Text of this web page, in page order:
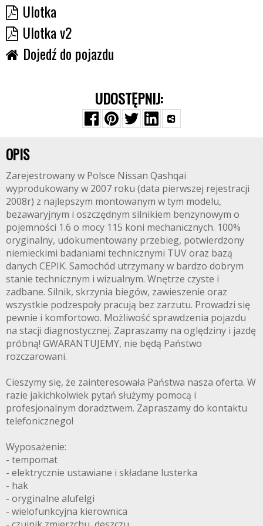
Ulotka
Ulotka v2
Dojedź do pojazdu
UDOSTĘPNIJ:
OPIS
Zarejestrowany w Polsce Nissan Qashqai
wyprodukowany w 2007 roku (data pierwszej rejestracji
2008r) z najlepszym montowanym w tym modelu,
bezawaryjnym i oszczędnym silnikiem benzynowym o
pojemności 1.6 o mocy 115 koni mechanicznych. 100%
oryginalny, udokumentowany przebieg, potwierdzony
niemieckimi badaniami technicznymi TUV oraz bazą
danych CEPIK. Samochód utrzymany w bardzo dobrym
stanie technicznym i wizualnym. Wnętrze czyste i
zadbane. Silnik, skrzynia biegów, zawieszenie oraz
wszystkie podzespoły pracują bez zarzutu. Prowadzi się
pewnie i komfortowo. Możliwość sprawdzenia pojazdu
na stacji diagnostycznej. Zapraszamy na oględziny i jazdę
próbną! GWARANTUJEMY, nie będą Państwo
rozczarowani.
Cieszymy się, że zainteresowała Państwa nasza oferta. W
razie jakichkolwiek pytań służymy pomocą i
profesjonalnym doradztwem. Zapraszamy do kontaktu
telefonicznego!
Wyposażenie:
- tempomat
- elektrycznie ustawiane i składane lusterka
- hak
- oryginalne alufelgi
- wielofunkcyjna kierownica